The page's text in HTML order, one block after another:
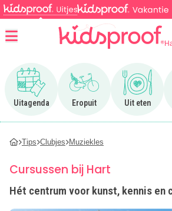
Uitagenda
Ga naar Uitagenda
Eropuit
Ga naar Eropuit
Uit eten
Ga naar
Tips Clubjes Muziekles
Cursussen bij Hart
Hét centrum voor kunst, kennis en